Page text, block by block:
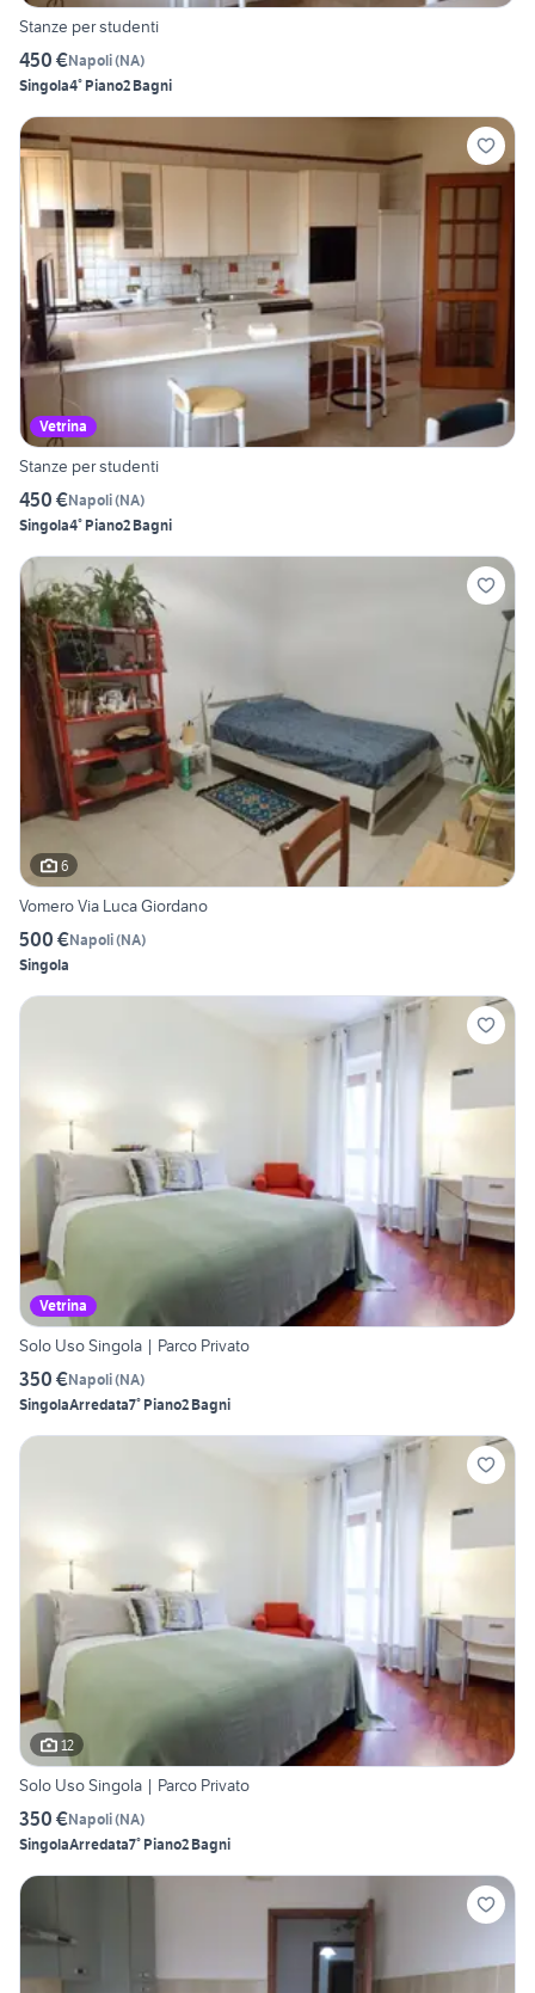
Stanze per studenti
450 €Napoli(NA)
Singola4° Piano2 Bagni
Vetrina
Stanze per studenti
450 €Napoli(NA)
Singola4° Piano2 Bagni
6
Vomero Via Luca Giordano
500 €Napoli(NA)
Singola
Vetrina
Solo Uso Singola | Parco Privato
350 €Napoli(NA)
SingolaArredata7° Piano2 Bagni
12
Solo Uso Singola | Parco Privato
350 €Napoli(NA)
SingolaArredata7° Piano2 Bagni